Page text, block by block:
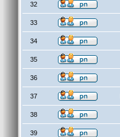
32
33
34
35
36
37
38
39